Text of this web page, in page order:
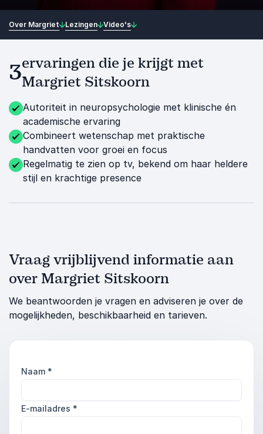
Over Margriet Lezingen Video's
3ervaringen die je krijgt met
Margriet Sitskoorn
Autoriteit in neuropsychologie met klinische én
academische ervaring
Combineert wetenschap met praktische
handvatten voor groei en focus
Regelmatig te zien op tv, bekend om haar heldere
stijl en krachtige presence
Vraag vrijblijvend informatie aan
over Margriet Sitskoorn
We beantwoorden je vragen en adviseren je over de
mogelijkheden, beschikbaarheid en tarieven.
Naam *
E-mailadres *